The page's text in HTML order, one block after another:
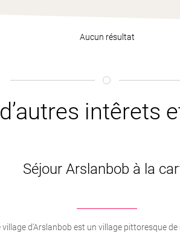
Aucun résultat
intêrets
Séjour Arslanbob à la
village d’Arslanbob est un village pittoresque